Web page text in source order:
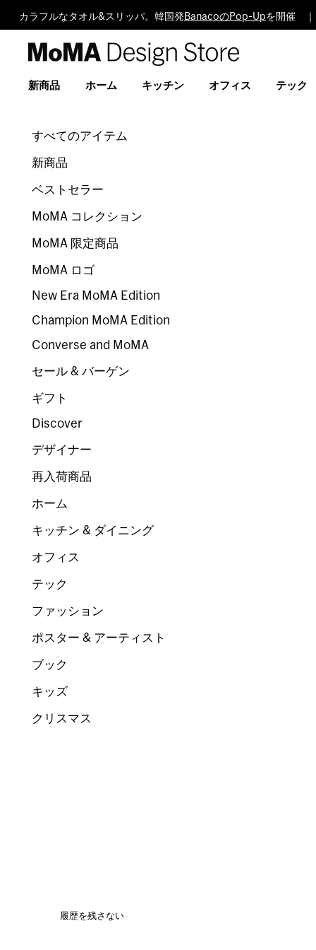
カラフルなタオル&スリッパ。韓国発 BanacoのPop-Upを開催
Design
新商品 ホーム キッチン オフィス テック
すべてのアイテム
新商品
ベストセラー
MoMA コレクション
MoMA 限定商品
MoMA ロゴ
New Era MoMA Edition
Champion MoMA Edition
Converse and MoMA
セール & バーゲン
ギフト
Discover
デザイナー
再入荷商品
ホーム
キッチン & ダイニング
オフィス
テック
ファッション
ポスター & アーティスト
ブック
キッズ
クリスマス
履歴を残さない